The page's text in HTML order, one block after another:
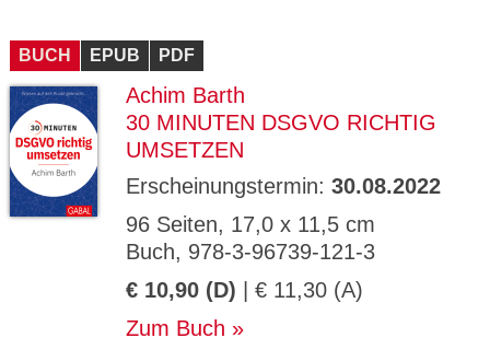
BUCH EPUB PDF
Achim Barth
30 MINUTEN DSGVO RICHTIG
UMSETZEN
Erscheinungstermin: 30.08.2022
96 Seiten, 17,0 x 11,5 cm
Buch, 978-3-96739-121-3
€ 10,90 (D) | € 11,30 (A)
Zum Buch
ESSION
_ID
verlag.
de
Session verwendet
GV_CO
OKIES
gabal-
verlag.
de
Speichert den Zustimmungsstatus des
Domäne.
ge